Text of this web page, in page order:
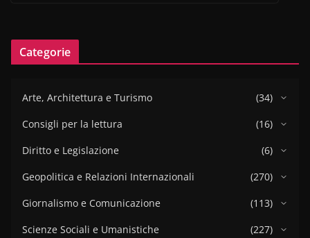
Categorie
Arte, Architettura e Turismo
(34)
Consigli per la lettura
(16)
Diritto e Legislazione
(6)
Geopolitica e Relazioni Internazionali
(270)
Giornalismo e Comunicazione
(113)
Scienze Sociali e Umanistiche
(227)